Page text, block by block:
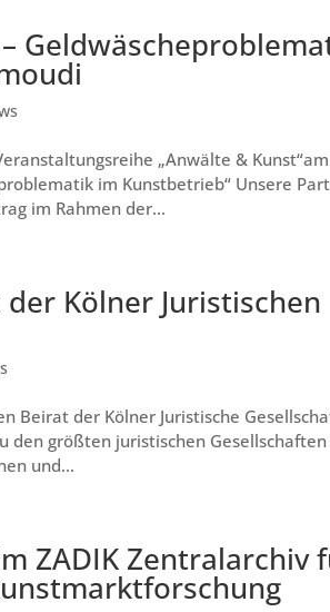
„Anwälte &
im Kunstbetrieb“ Unsere
im Rahmen der...
Kölner Juristischen
Beirat der Kölner Juristische
größten juristischen
und...
ZADIK Zentralarchiv